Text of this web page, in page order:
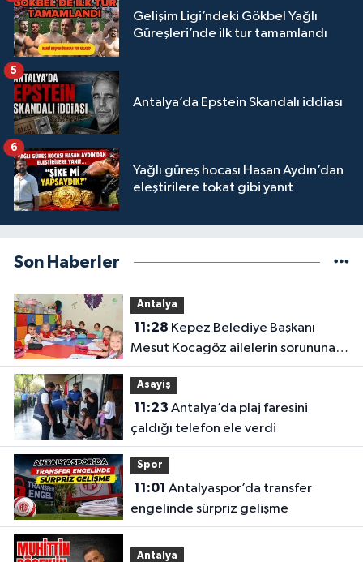
Gelişim Ligi’ndeki Gökbel Yağlı
Güreşleri’nde ilk tur tamamlandı
Antalya’da Epstein Skandalı iddiası
5
Yağlı güreş hocası Hasan Aydın’dan
eleştirilere tokat gibi yanıt
6
Son Haberler
Antalya
11:28
Mesut Kocagöz ailelerin sorununa
çözüm arıyor
Asayiş
11:23
çaldığı telefon ele verdi
Spor
11:01
engelinde sürpriz gelişme
Antalya